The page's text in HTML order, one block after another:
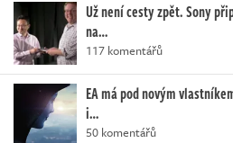
Už není cesty zpět. Sony
na…
117 komentářů
EA má pod novým
i…
50 komentářů